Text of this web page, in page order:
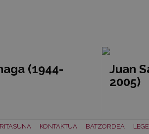
(1944-
Juan
2005)
KONTAKTUA BATZORDEA